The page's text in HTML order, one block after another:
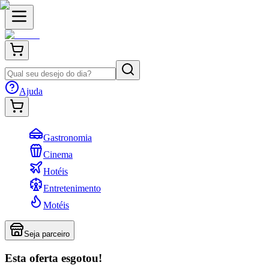
Ajuda
Gastronomia
Cinema
Hotéis
Entretenimento
Motéis
Seja parceiro
Esta oferta esgotou!